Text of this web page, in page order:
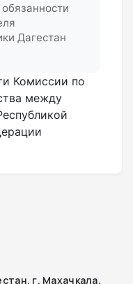
Дагестан
Комиссии по
между
г. Махачкала,